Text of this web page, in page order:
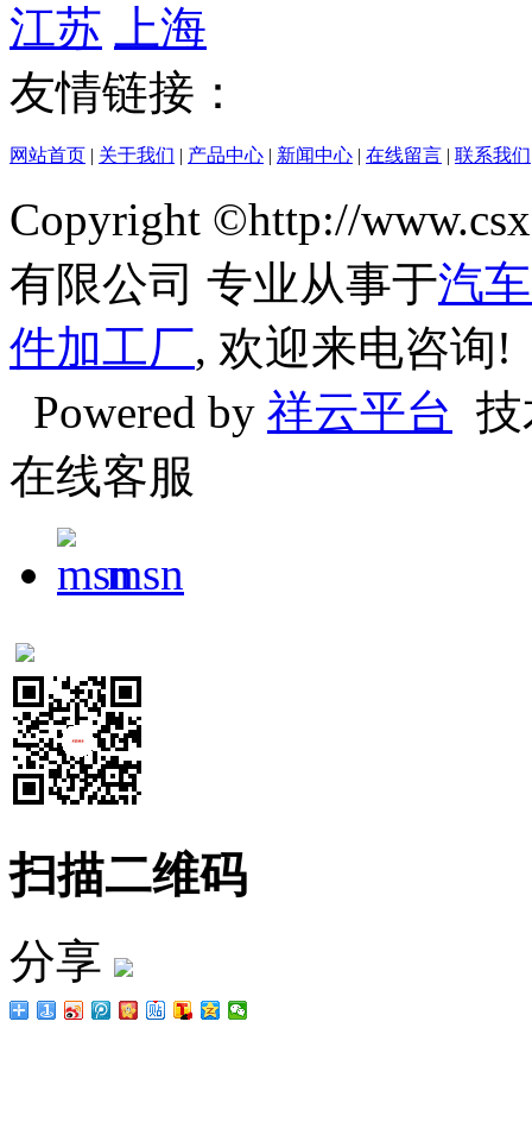
江苏
上海
友情链接：
网站首页 | 关于我们 | 产品中心 | 新闻中心 | 在线留言 | 联系我们
Copyright ©http://
有限公司 专业从事于汽
件加工厂, 欢迎来电咨询!
Powered by 祥云平台
在线客服
msn
扫描二维码
分享